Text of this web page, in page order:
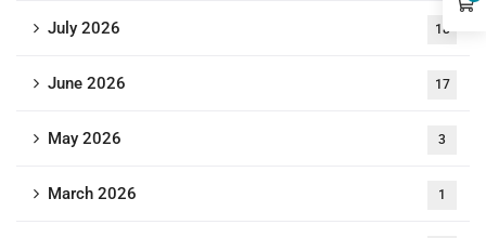
July 2026 18
June 2026 17
May 2026 3
March 2026 1